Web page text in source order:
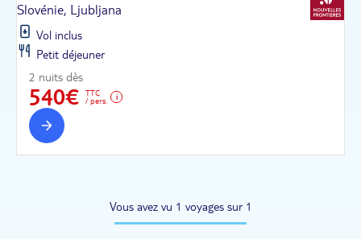
Slovénie, Ljubljana
Vol inclus
Petit déjeuner
2 nuits dès
540€
TTC
/ pers.
Vous avez vu 1 voyages sur 1